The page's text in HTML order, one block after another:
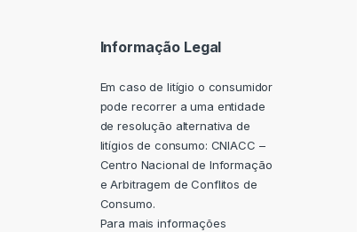
Informação Legal
Em caso de litígio o consumidor
pode recorrer a uma entidade
de resolução alternativa de
litígios de consumo: CNIACC –
Centro Nacional de Informação
e Arbitragem de Conflitos de
Consumo.
Para mais informações